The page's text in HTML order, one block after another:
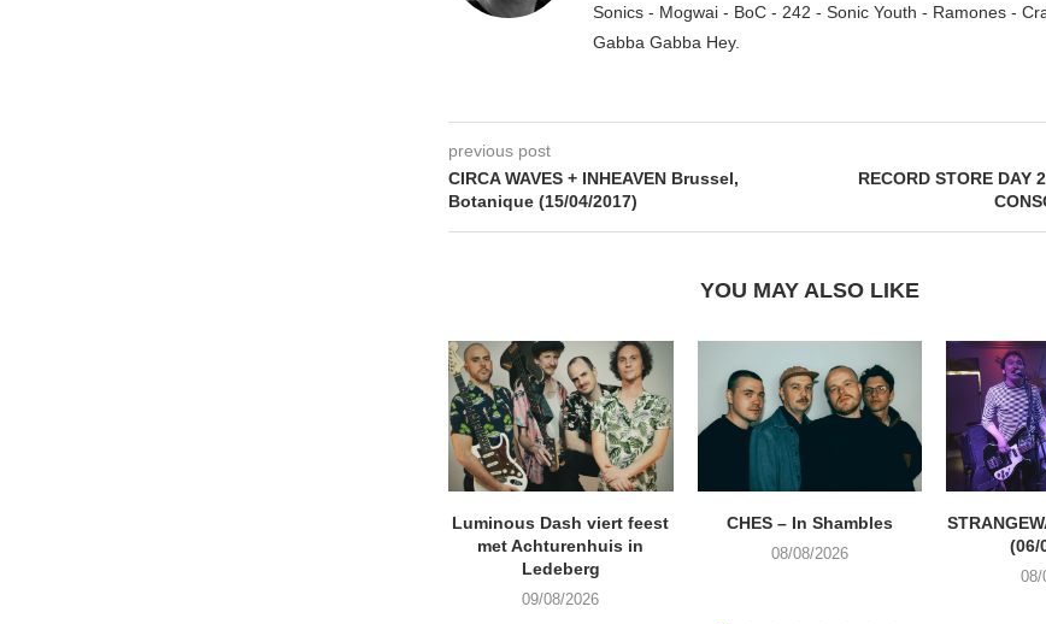
Sonics - Mogwai - BoC - 242 - Sonic Youth - Ramones -
Gabba Gabba Hey.
previous post
CIRCA WAVES + INHEAVEN Brussel,
Botanique (15/04/2017)
RECORD STORE DAY
YOU MAY ALSO LIKE
Luminous Dash viert feest
met Achturenhuis in
Ledeberg
09/08/2026
CHES – In Shambles
08/08/2026
(06/
08/